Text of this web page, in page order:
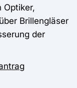
Optiker,
Brillengläser
der